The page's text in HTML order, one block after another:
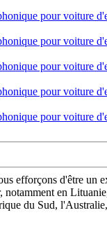
efforçons d'être
en
du Sud,